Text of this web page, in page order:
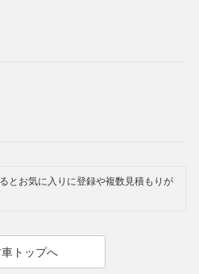
とお気に入りに登録や複数見積もりが
トップへ